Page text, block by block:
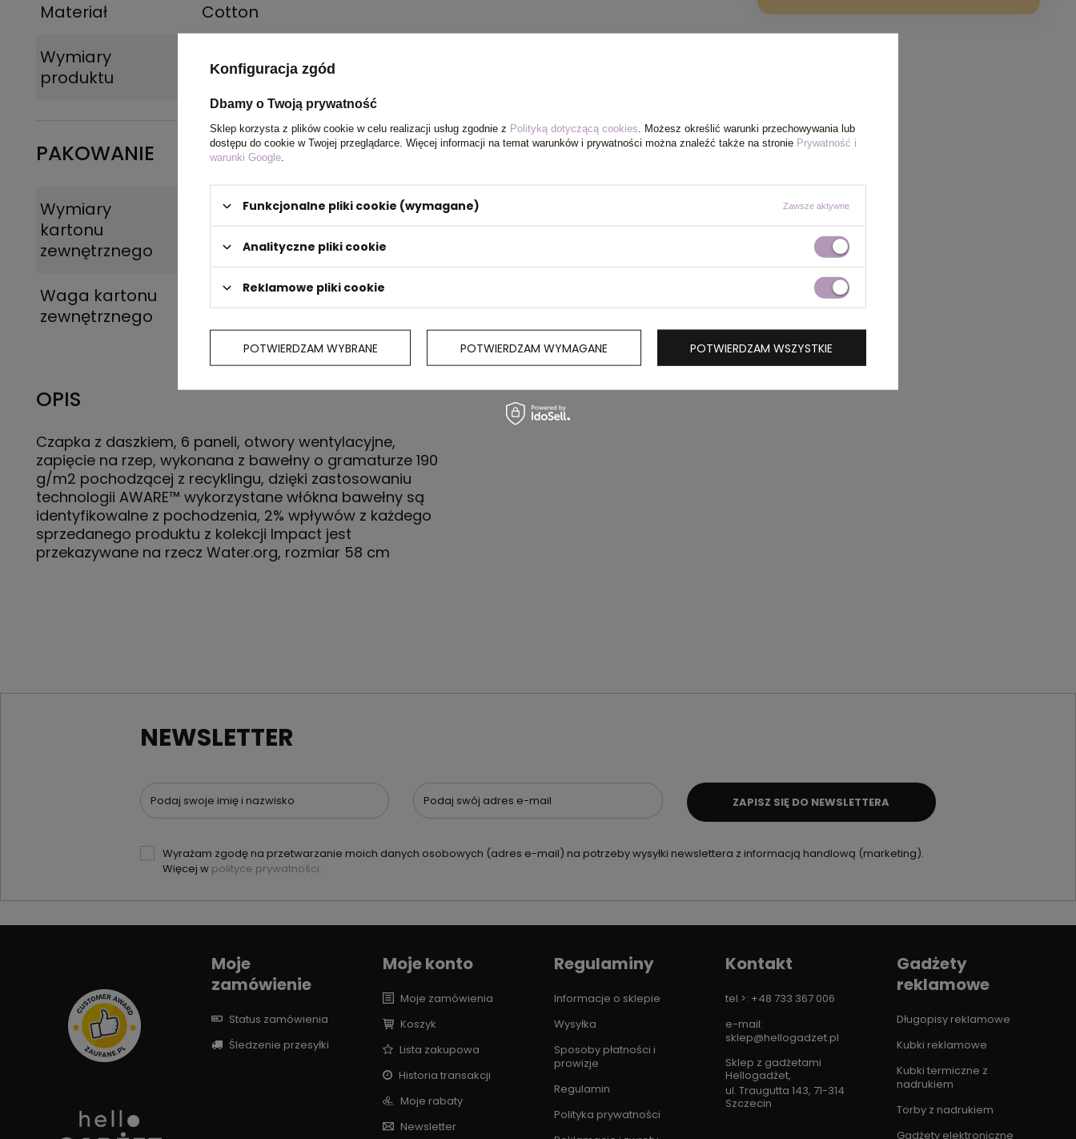
Materiał
Cotton
Wymiary
produktu
PAKOWANIE
Wymiary
kartonu
zewnętrznego
60 x 45 x 38 cm
Waga kartonu
zewnętrznego
12,6
OPIS
Czapka z daszkiem, 6 paneli, otwory wentylacyjne,
zapięcie na rzep, wykonana z bawełny o gramaturze 190
g/m2 pochodzącej z recyklingu, dzięki zastosowaniu
technologii AWARE™ wykorzystane włókna bawełny są
identyfikowalne z pochodzenia, 2% wpływów z każdego
sprzedanego produktu z kolekcji Impact jest
przekazywane na rzecz Water.org, rozmiar 58 cm
NEWSLETTER
Podaj swoje imię i nazwisko Podaj swój adres e-mail
Wyrażam zgodę na przetwarzanie moich danych osobowych (adres e-mail) na potrzeby wysyłki newslettera z informacją handlową (marketing).
Więcej w polityce prywatności.
ZAPISZ SIĘ DO NEWSLETTERA
Moje
zamówienie
Status zamówienia
Śledzenie przesyłki
Moje konto
Moje zamówienia
Koszyk
Lista zakupowa
Historia transakcji
Moje rabaty
Newsletter
Regulaminy
Informacje o sklepie
Wysyłka
Sposoby płatności i
prowizje
Regulamin
Polityka prywatności
Kontakt
tel.>: +48 733 367 006
e-mail:
sklep@hellogadzet.pl
Sklep z gadżetami
Hellogadżet,
ul. Traugutta 143, 71-314
Szczecin
Gadżety
reklamowe
Długopisy reklamowe
Kubki reklamowe
Kubki termiczne z
nadrukiem
Torby z nadrukiem
Gadżety elektroniczne
Konfiguracja zgód
Dbamy o Twoją prywatność
Sklep korzysta z plików cookie w celu realizacji usług zgodnie z Polityką dotyczącą cookies . Możesz określić warunki przechowywania lub
dostępu do cookie w Twojej przeglądarce. Więcej informacji na temat warunków i prywatności można znaleźć także na stronie Prywatność i
warunki Google
Funkcjonalne pliki cookie (wymagane) Zawsze aktywne
Analityczne pliki cookie
Reklamowe pliki cookie
POTWIERDZAM WYBRANE POTWIERDZAM WYMAGANE POTWIERDZAM WSZYSTKIE